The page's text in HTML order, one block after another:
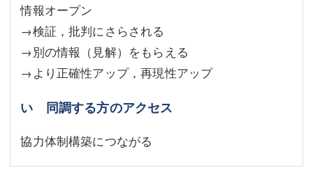
情報オープン
→検証，批判にさらされる
→別の情報（見解）をもらえる
→より正確性アップ，再現性アップ
い 同調する方のアクセス
協力体制構築につながる